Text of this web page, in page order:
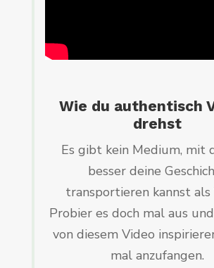
Wie du authentisch
drehst
Es gibt kein Medium, mit
besser deine
transportieren kannst als
Probier es doch mal aus
von diesem Video
mal anzufangen.